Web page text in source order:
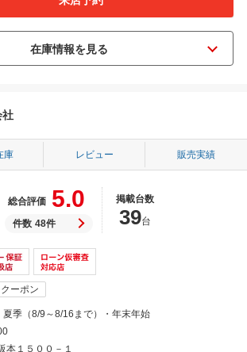
社
庫 レビュー 販売実績
総合評価 5.0
件数 48件
掲載台数
39台
ーポン
季（8/9～8/16まで）・年末年始
本１５００－１